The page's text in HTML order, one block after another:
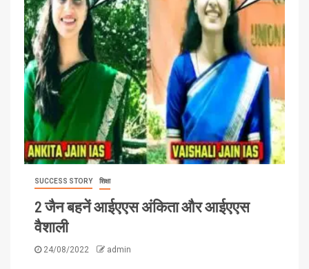
SUCCESS STORY शिक्षा
2 जैन बहनें आईएएस अंकिता और आईएएस
वैशाली
24/08/2022 admin